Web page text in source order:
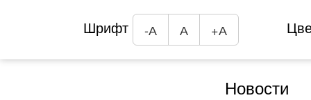
Шрифт -А А +А
Новости